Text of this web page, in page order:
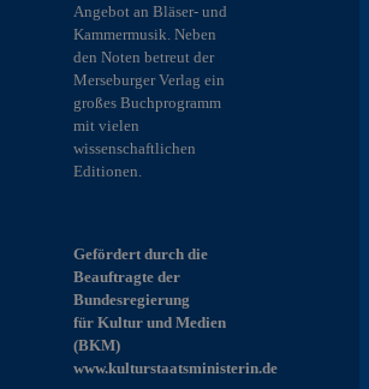
Angebot an Bläser- und
Kammermusik. Neben
den Noten betreut der
Merseburger Verlag ein
großes Buchprogramm
mit vielen
wissenschaftlichen
Editionen.
Gefördert durch die
Beauftragte der
Bundesregierung
für Kultur und Medien
(BKM)
www.kulturstaatsministerin.de